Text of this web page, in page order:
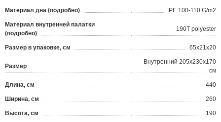
Материал дна (подробно) РЕ 100-110 G/m2
Материал внутренней палатки
(подробно)
190T polyester
Размер в упаковке, см 65x21x20
Размер
Внутренний 205x230x170
см
Длина, см 440
Ширина, см 260
Высота, см 190